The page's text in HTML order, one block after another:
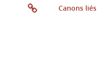
Canons liés